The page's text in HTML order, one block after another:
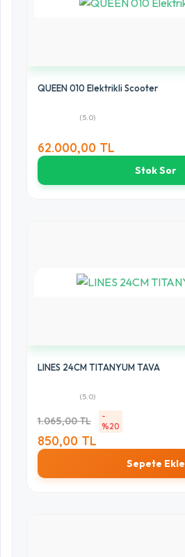
QUEEN 010 Elektrikli Scooter
(5.0)
62.000,00 TL
Stok Sor
LINES 24CM TITANYUM TAVA
(5.0)
1.065,00 TL
-
%20
850,00 TL
Sepete Ekle